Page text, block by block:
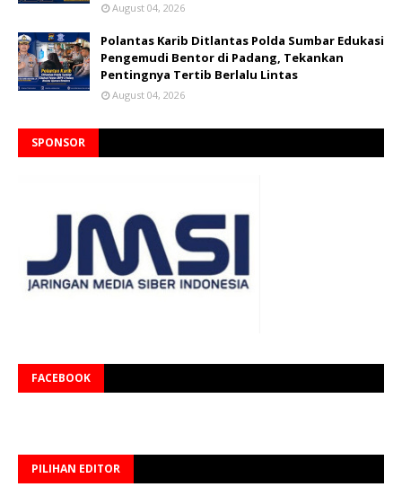
August 04, 2026
Polantas Karib Ditlantas Polda Sumbar Edukasi
Pengemudi Bentor di Padang, Tekankan
Pentingnya Tertib Berlalu Lintas
August 04, 2026
SPONSOR
FACEBOOK
PILIHAN EDITOR